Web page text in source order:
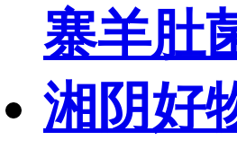
寨羊肚
湘阴好